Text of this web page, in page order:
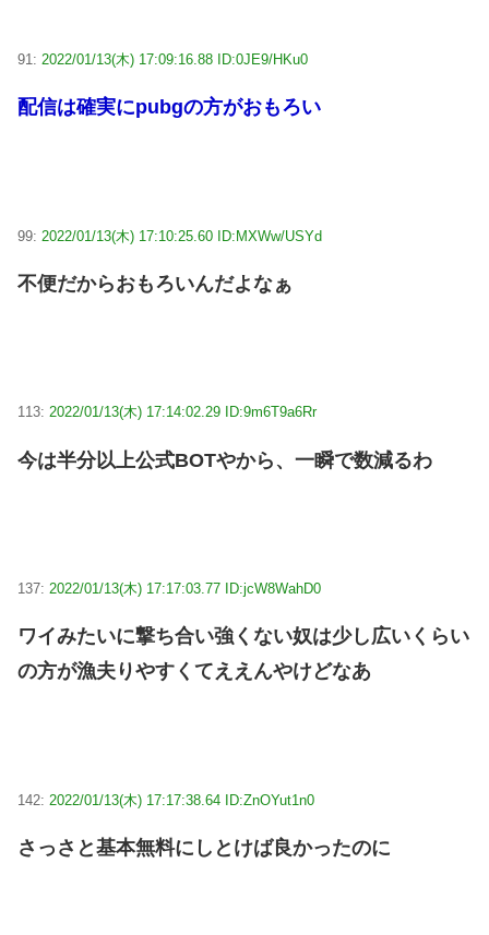
91: 2022/01/13(木) 17:09:16.88 ID:0JE9/HKu0
配信は確実にpubgの方がおもろい
99: 2022/01/13(木) 17:10:25.60 ID:MXWw/USYd
不便だからおもろいんだよなぁ
113: 2022/01/13(木) 17:14:02.29 ID:9m6T9a6Rr
今は半分以上公式BOTやから、一瞬で数減るわ
137: 2022/01/13(木) 17:17:03.77 ID:jcW8WahD0
ワイみたいに撃ち合い強くない奴は少し広いくらい
の方が漁夫りやすくてええんやけどなあ
142: 2022/01/13(木) 17:17:38.64 ID:ZnOYut1n0
さっさと基本無料にしとけば良かったのに